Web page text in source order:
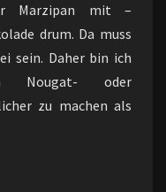
Marzipan mit –
drum. Da muss
sein. Daher bin ich
Nougat- oder
zu machen als